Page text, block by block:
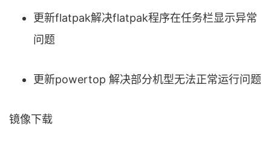
更新flatpak解决flatpak程序在任务栏显示异常
问题
更新powertop 解决部分机型无法正常运行问题
镜像下载